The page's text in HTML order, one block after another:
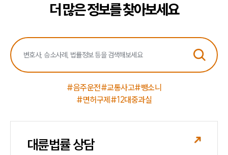
더 많은 정보를 찾아보세요
#음주운전#교통사고#뺑소니
#면허구제 #12대중과실
대륜법률 상담